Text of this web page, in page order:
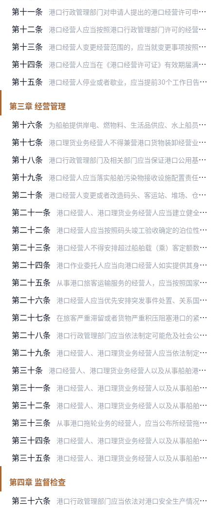
第十一条 港口行政管理部门对申请人提出的港口经营许可申请，应当根据下列情况分别做出处理：
第十二条 港口经营人应当按照港口行政管理部门许可的经营范围从事港口经营活动。
第十三条 港口经营人变更经营范围的，应当就变更事项按照本规定第十条规定办理许可手续。
第十四条 港口经营人应当在《港口经营许可证》有效期届满之日30日以前，向《港口经营许可证》发证机关申请办理延续手续。
第十五条 港口经营人停业或者歇业，应当提前30个工作日告知原许可机关。原许可机关应当收回并注销其《港口经营许可证》，并以适当方式向社会公布。
第三章 经营管理
第十六条
为船舶提供岸电、燃物料、生活品供应、水上船员接送及船舶污染物（含油污水、残油、洗舱水、生活污水及垃圾）接收、围油栏供应服务等船舶港口服务的单位，港口设施设备和机…
第十七条 港口理货业务经营人不得兼营港口货物装卸经营业务和仓储经营业务。
第十八条 港口行政管理部门及相关部门应当保证港口公用基础设施的完好、畅通。
第十九条 港口经营人应当落实船舶污染物接收设施配置责任，按照国家有关规定加强港口接收设施与城市公共转运、处置设施的衔接，不得拒绝接收船舶送交的垃圾、生活污水、含油污水。
第二十条 港口经营人变更或者改造码头、客运站、堆场、仓库、储罐、岸电和污水预处理设施等固定经营设施，应当依照有关法律、法规和规章的规定履行相应手续。依照有关规定无需经港口…
第二十一条 港口经营人、港口理货业务经营人应当建立健全安全生产责任制和安全生产规章制度，推进安全生产标准化建设，依法提取和使用安全生产费用，完善安全生产条件，建立实施安全风…
第二十二条 港口经营人应当按照码头竣工验收确定的泊位性质和功能接靠船舶，不得超过码头靠泊等级接靠船舶，但按照交通运输部的规定接靠满足相关条件的减载船舶除外。
第二十三条 港口经营人不得安排超过船舶载（乘）客定额数量的旅客上船。
第二十四条 港口作业委托人应当向港口经营人如实提供其身份信息以及货物和集装箱信息，不得在委托作业的普通货物中夹带危险货物和禁止运输的物品，不得匿报、谎报危险货物和禁止运输的…
第二十五条 从事港口旅客运输服务的经营人，应当按照国家有关规定设置安全、消防、救生以及反恐防范设施设备，配备安全检查人员和必要的安全检查设施设备，对登船旅客及其携带或者托运…
第二十六条 港口经营人应当优先安排突发事件处置、关系国计民生紧急运输和国防建设急需物资及人员的港口作业。
第二十七条 在旅客严重滞留或者货物严重积压阻塞港口的紧急情况下，港口行政管理部门应当采取措施进行疏港。港口所在地的市、县人民政府认为必要时，可以直接采取措施，进行疏港。港口…
第二十八条 港口行政管理部门应当依法制定可能危及社会公共利益的港口危险货物事故应急预案、重大生产安全事故的旅客紧急疏散和救援预案以及预防自然灾害预案，建立健全港口重大生产安…
第二十九条 港口经营人、港口理货业务经营人应当依法制定本单位的危险货物事故应急预案、重大生产安全事故的旅客紧急疏散和救援预案以及预防自然灾害预案，按照国家有关规定落实配备应…
第三十条 港口经营人、港口理货业务经营人以及从事船舶港口服务、港口设施设备和机械租赁维修的经营人从事港口经营和理货等业务，应当遵守有关法律、法规、规章以及相关服务标准和规…
第三十一条 港口经营人、港口理货业务经营人以及从事船舶港口服务的经营人应当遵守国家有关港口经营价格和收费的规定，应当在其经营场所公布经营服务收费项目和收费标准，并通过多种渠…
第三十二条 港口经营人、港口理货业务经营人以及从事船舶港口服务、港口设施设备和机械租赁维修的经营人不得采取不正当手段，排挤竞争对手，限制或者妨碍公平竞争；不得对具有同等条件…
第三十三条 从事港口拖轮业务的经营人，应当公布所经营拖轮的实时状态，供船舶运输经营人自主选择。
第三十四条 港口经营人、港口理货业务经营人以及从事船舶港口服务、港口设施设备和机械租赁维修的经营人的合法权益受法律保护。任何单位和个人不得向港口经营人、港口理货业务经营人以…
第三十五条 港口经营人、港口理货业务经营人以及从事船舶港口服务、港口设施设备和机械租赁维修的经营人应当按照国家有关规定，及时向港口行政管理部门如实提供港口统计资料及有关信息…
第四章 监督检查
第三十六条
港口行政管理部门应当依法对港口安全生产情况和本规定执行情况实施监督检查，并将检查的结果向社会公布。港口行政管理部门应当对旅客集中、货物装卸量较大或者特殊用途的码…